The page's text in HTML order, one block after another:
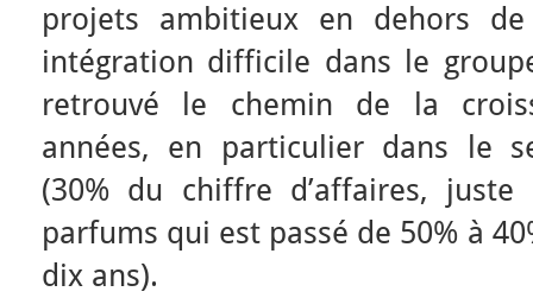
projets ambitieux en dehors de
intégration difficile dans le
retrouvé le chemin de la
années, en particulier dans le
(30% du chiffre d’affaires,
parfums qui est passé de 50% à
dix ans).